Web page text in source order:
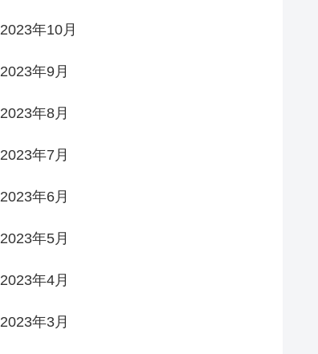
2023年10月
2023年9月
2023年8月
2023年7月
2023年6月
2023年5月
2023年4月
2023年3月